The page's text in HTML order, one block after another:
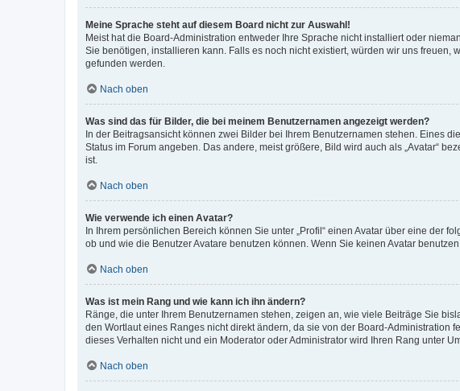
Meine Sprache steht auf diesem Board nicht zur Auswahl!
Meist hat die Board-Administration entweder Ihre Sprache nicht installiert oder
Sie benötigen, installieren kann. Falls es noch nicht existiert, würden wir uns
gefunden werden.
Nach oben
Was sind das für Bilder, die bei meinem Benutzernamen angezeigt werden?
In der Beitragsansicht können zwei Bilder bei Ihrem Benutzernamen stehen. Eines
Status im Forum angeben. Das andere, meist größere, Bild wird auch als „Avatar“
ist.
Nach oben
Wie verwende ich einen Avatar?
In Ihrem persönlichen Bereich können Sie unter „Profil“ einen Avatar über eine der
ob und wie die Benutzer Avatare benutzen können. Wenn Sie keinen Avatar
Nach oben
Was ist mein Rang und wie kann ich ihn ändern?
Ränge, die unter Ihrem Benutzernamen stehen, zeigen an, wie viele Beiträge Sie
den Wortlaut eines Ranges nicht direkt ändern, da sie von der Board-
dieses Verhalten nicht und ein Moderator oder Administrator wird Ihren Rang unter
Nach oben